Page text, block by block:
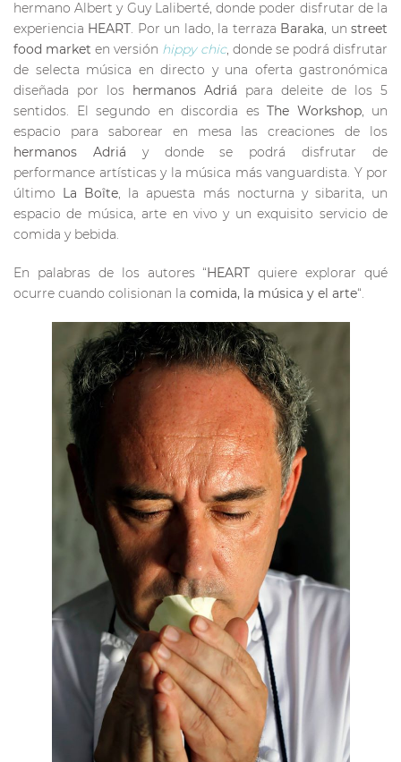
hermano Albert y Guy Laliberté, donde poder disfrutar de la
experiencia HEART. Por un lado, la terraza Baraka, unstreet
food market en versión hippy chic, donde se podrá disfrutar
de selecta música en directo y una oferta gastronómica
diseñada por los hermanos Adriá para deleite de los 5
sentidos. El segundo en discordia es The Workshop, un
espacio para saborear en mesa las creaciones de los
hermanos Adriá y donde se podrá disfrutar de
performance artísticas y la música más vanguardista. Y por
último La Boîte, la apuesta más nocturna y sibarita, un
espacio de música, arte en vivo y un exquisito servicio de
comida y bebida.
En palabras de los autores “HEARTquiere explorar qué
ocurre cuando colisionan la comida, la música y el arte“.